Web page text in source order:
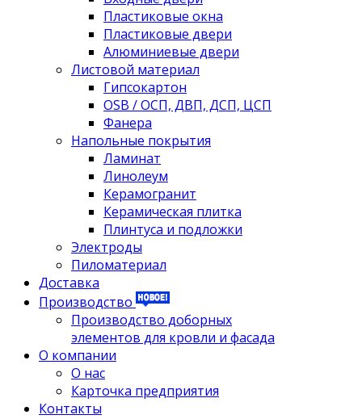
Пластиковые окна
Пластиковые двери
Алюминиевые двери
Листовой материал
Гипсокартон
OSB / ОСП, ДВП, ДСП, ЦСП
Фанера
Напольные покрытия
Ламинат
Линолеум
Керамогранит
Керамическая плитка
Плинтуса и подложки
Электроды
Пиломатериал
Доставка
Производство
Производство доборных
элементов для кровли и фасада
О компании
О нас
Карточка предприятия
Контакты